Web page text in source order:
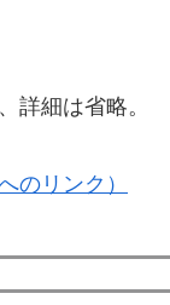
詳細は省略。
のリンク）